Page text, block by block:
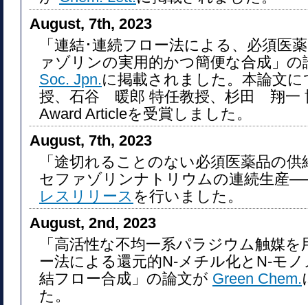
August, 7th, 2023
「連結･連続フロー法による、必須医
ァゾリンの実用的かつ簡便な合成」
Soc. Jpn.に掲載されました。本論文
授、石谷 暖郎 特任教授、杉田 翔一
Award Articleを受賞しました。
August, 7th, 2023
「途切れることのない必須医薬品
セファゾリンナトリウムの連続生産
レスリリース を行いました。
August, 2nd, 2023
「高活性な不均一系パラジウム触媒
ー法による還元的N-メチル化とN-モ
結フロー合成」の論文が Green Chem.
た。